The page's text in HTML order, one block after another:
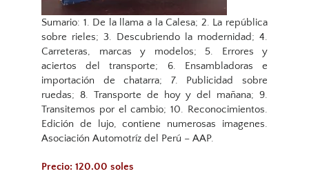
Sumario: 1. De la llama a la Calesa; 2. La república
sobre rieles; 3. Descubriendo la modernidad; 4.
Carreteras, marcas y modelos; 5. Errores y
aciertos del transporte; 6. Ensambladoras e
importación de chatarra; 7. Publicidad sobre
ruedas; 8. Transporte de hoy y del mañana; 9.
Transitemos por el cambio; 10. Reconocimientos.
Edición de lujo, contiene numerosas imagenes.
Asociación Automotríz del Perú – AAP.
Precio: 120.00 soles